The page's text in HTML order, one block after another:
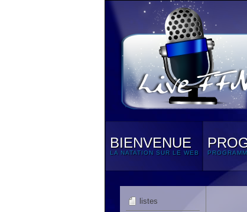
BIENVENUE
LA NATATION SUR LE WEB
listes